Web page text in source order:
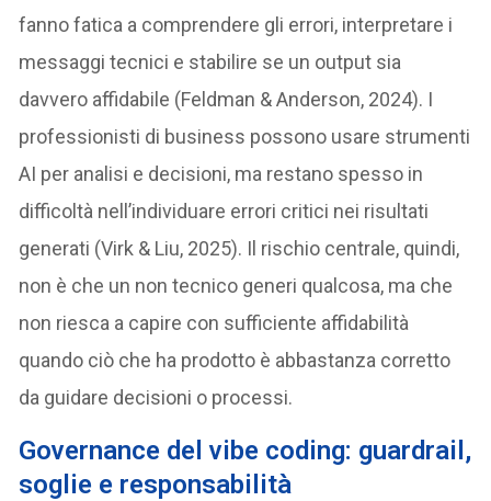
fanno fatica a comprendere gli errori, interpretare i
messaggi tecnici e stabilire se un output sia
davvero affidabile (Feldman & Anderson, 2024). I
professionisti di business possono usare strumenti
AI per analisi e decisioni, ma restano spesso in
difficoltà nell’individuare errori critici nei risultati
generati (Virk & Liu, 2025). Il rischio centrale, quindi,
non è che un non tecnico generi qualcosa, ma che
non riesca a capire con sufficiente affidabilità
quando ciò che ha prodotto è abbastanza corretto
da guidare decisioni o processi.
Governance del vibe coding: guardrail,
soglie e responsabilità